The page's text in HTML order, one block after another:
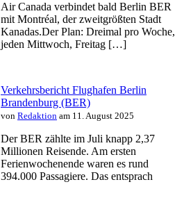
Air Canada verbindet bald Berlin BER
mit Montréal, der zweitgrößten Stadt
Kanadas.Der Plan: Dreimal pro Woche,
jeden Mittwoch, Freitag […]
Verkehrsbericht Flughafen Berlin
Brandenburg (BER)
von Redaktion am 11. August 2025
Der BER zählte im Juli knapp 2,37
Millionen Reisende. Am ersten
Ferienwochenende waren es rund
394.000 Passagiere. Das entsprach